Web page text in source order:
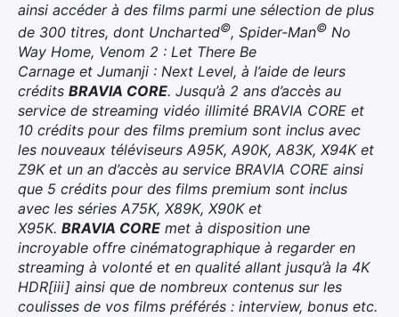
ainsi accéder à des films parmi une sélection de plus
de 300 titres, dont Uncharted©, Spider-Man© No
Way Home, Venom 2 : Let There Be
Carnage et Jumanji : Next Level, à l’aide de leurs
crédits BRAVIA CORE. Jusqu’à 2 ans d’accès au
service de streaming vidéo illimité BRAVIA CORE et
10 crédits pour des films premium sont inclus avec
les nouveaux téléviseurs A95K, A90K, A83K, X94K et
Z9K et un an d’accès au service BRAVIA CORE ainsi
que 5 crédits pour des films premium sont inclus
avec les séries A75K, X89K, X90K et
X95K. BRAVIA CORE met à disposition une
incroyable offre cinématographique à regarder en
streaming à volonté et en qualité allant jusqu’à la 4K
HDR[iii] ainsi que de nombreux contenus sur les
coulisses de vos films préférés : interview, bonus etc.